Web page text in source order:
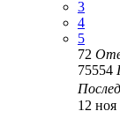
3
4
5
72
75554
12 ноя